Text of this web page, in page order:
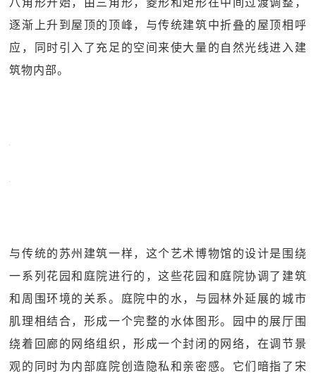
八角形开始，由三角形，菱形和矩形在中间过渡调整，
逐渐上升到屋顶的顶峰，与传统建筑中折叠的屋顶相呼
应，同时引入了充足的空间来使大量的自然光线进入建
筑物内部。
与传统的苏州建筑一样，这个艺术博物馆的设计是围绕
一系列花园和庭院进行的，这些花园和庭院协调了建筑
和周围环境的关系。庭院中的水，与园林外延展的城市
肌理相结合，形成一个完整的水体图形。园中的展厅围
绕着回廊的网络组织，形成一个封闭的网络，在调节景
观的同时为内部庭院创造隐私和亲密感。它们暗指了宋